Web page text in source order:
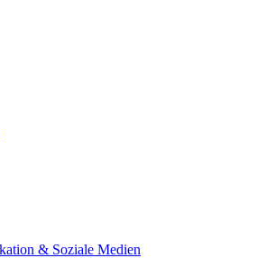
& Soziale Medien